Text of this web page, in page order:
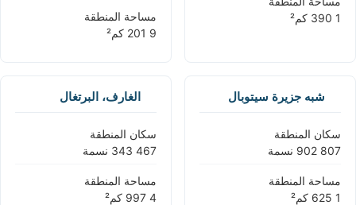
مساحة المنطقة
شبه جزيرة سيتوبال
سكان المنطقة
مساحة المنطقة
الغارف، البرتغال
سكان المنطقة
مساحة المنطقة